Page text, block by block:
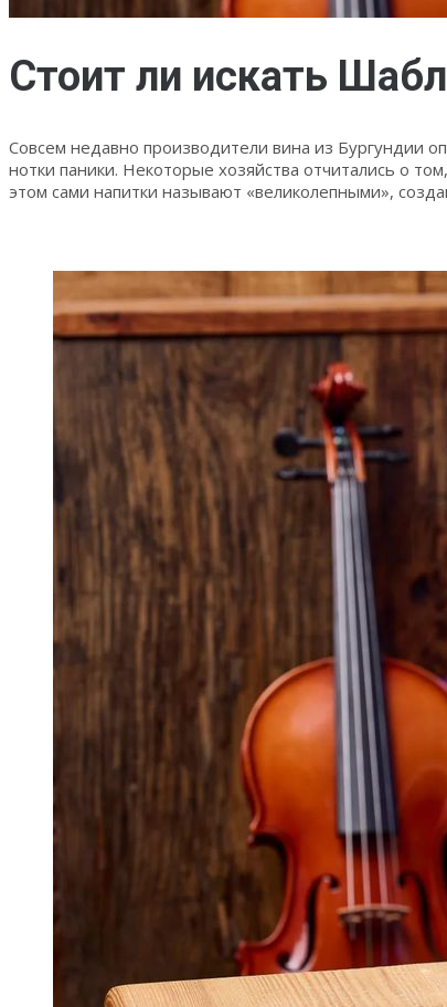
Стоит ли искать
Совсем недавно производители вина из Бургундии
нотки паники. Некоторые хозяйства отчитались о
этом сами напитки называют «великолепными»,